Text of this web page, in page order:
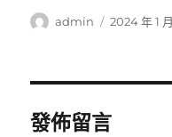
作
admin
發
2024 年 1
發佈留言